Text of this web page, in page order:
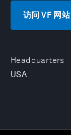
Headquarters
USA
访问 VF 网站